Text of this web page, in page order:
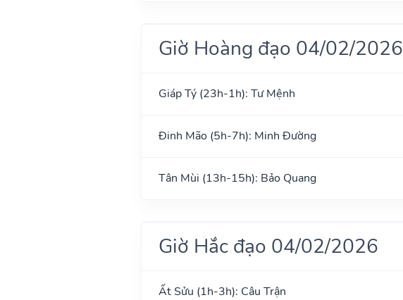
Giờ Hoàng đạo 04/02/2026
Giáp Tý (23h-1h): Tư Mệnh
Đinh Mão (5h-7h): Minh Đường
Tân Mùi (13h-15h): Bảo Quang
Giờ Hắc đạo 04/02/2026
Ất Sửu (1h-3h): Câu Trận